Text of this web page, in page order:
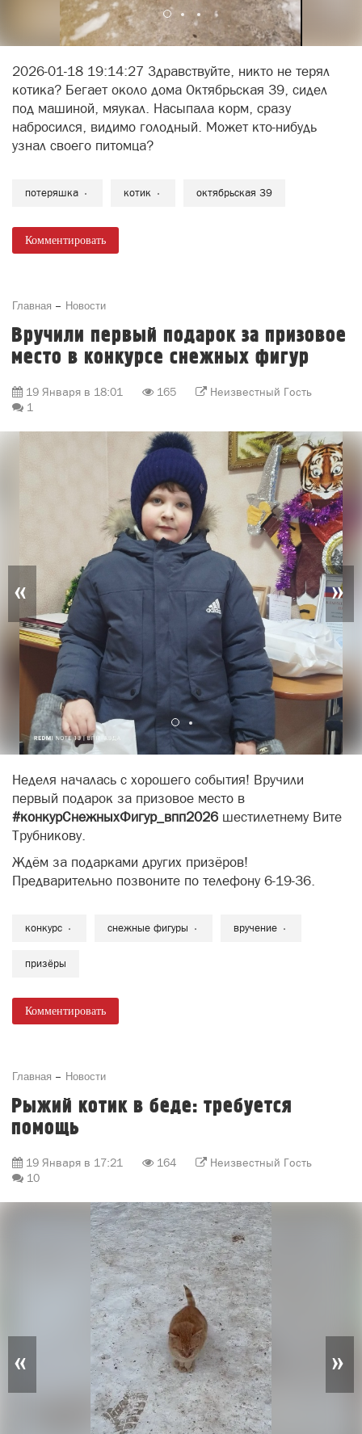
2026-01-18 19:14:27 Здравствуйте, никто не терял
котика? Бегает около дома Октябрьская 39, сидел
под машиной, мяукал. Насыпала корм, сразу
набросился, видимо голодный. Может кто-нибудь
узнал своего питомца?
потеряшка котик октябрьская 39
Комментировать
Главная Новости
Вручили первый подарок за призовое
место в конкурсе снежных фигур
19 Января в 18:01 165
Неизвестный Гость
1
« »
Неделя началась с хорошего события! Вручили
первый подарок за призовое место в
#конкурСнежныхФигур_впп2026 шестилетнему Вите
Трубникову.
Ждём за подарками других призёров!
Предварительно позвоните по телефону 6-19-36.
конкурс снежные фигуры вручение
призёры
Комментировать
Главная Новости
Рыжий котик в беде: требуется
помощь
19 Января в 17:21 164
Неизвестный Гость
10
« »